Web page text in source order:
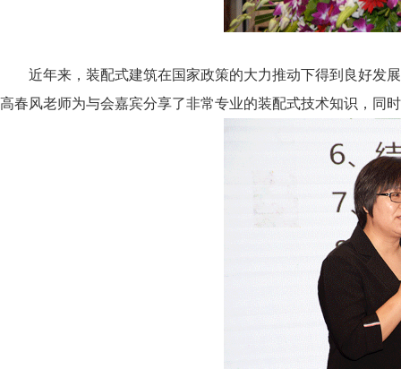
近年来，装配式建筑在国家政策的大力推动下得到良好发
高春风老师为与会嘉宾分享了非常专业的装配式技术知识，同